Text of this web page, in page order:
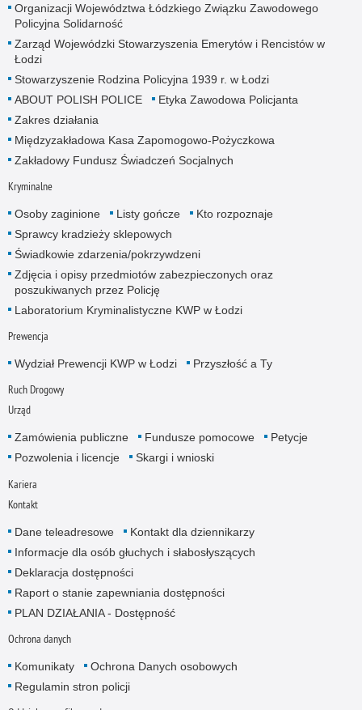
Organizacji Województwa Łódzkiego Związku Zawodowego
Policyjna Solidarność
Zarząd Wojewódzki Stowarzyszenia Emerytów i Rencistów w
Łodzi
Stowarzyszenie Rodzina Policyjna 1939 r. w Łodzi
ABOUT POLISH POLICE
Etyka Zawodowa Policjanta
Zakres działania
Międzyzakładowa Kasa Zapomogowo-Pożyczkowa
Zakładowy Fundusz Świadczeń Socjalnych
Kryminalne
Osoby zaginione Listy gończe
Kto rozpoznaje
Sprawcy kradzieży sklepowych
Świadkowie zdarzenia/pokrzywdzeni
Zdjęcia i opisy przedmiotów zabezpieczonych oraz
poszukiwanych przez Policję
Laboratorium Kryminalistyczne KWP w Łodzi
Prewencja
Wydział Prewencji KWP w Łodzi Przyszłość a Ty
Ruch Drogowy
Urząd
Zamówienia publiczne Fundusze pomocowe
Petycje
Pozwolenia i licencje
Skargi i wnioski
Kariera
Kontakt
Dane teleadresowe
Kontakt dla dziennikarzy
Informacje dla osób głuchych i słabosłyszących
Deklaracja dostępności
Raport o stanie zapewniania dostępności
PLAN DZIAŁANIA - Dostępność
Ochrona danych
Komunikaty
Ochrona Danych osobowych
Regulamin stron policji